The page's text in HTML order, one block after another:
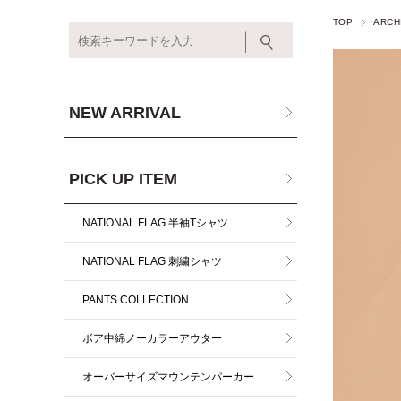
TOP
NEW ARRIVAL
PICK UP ITEM
NATIONAL FLAG 半袖Tシャツ
NATIONAL FLAG 刺繍シャツ
PANTS COLLECTION
ボア中綿ノーカラーアウター
オーバーサイズマウンテンパーカー